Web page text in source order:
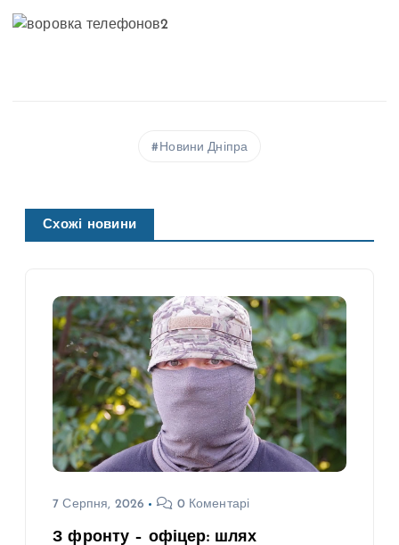
Новини Дніпра
Схожі новини
7 Серпня, 2026 0 Коментарі
З фронту – офіцер: шлях